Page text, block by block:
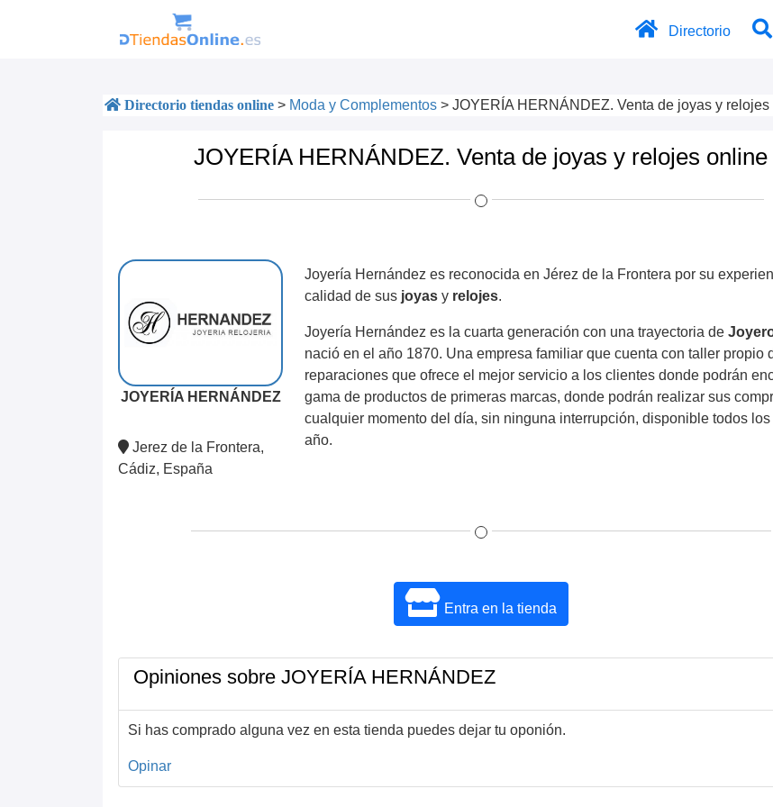
Directorio
Directorio tiendas online > Moda y Complementos > JOYERÍA HERNÁNDEZ. Venta de joyas y
JOYERÍA HERNÁNDEZ. Venta de joyas y relojes online
JOYERÍA HERNÁNDEZ
Jerez de la Frontera,
Cádiz, España
Joyería Hernández es reconocida en Jérez de la Frontera por su
calidad de sus joyas y relojes.
Joyería Hernández es la cuarta generación con una trayectoria de
nació en el año 1870. Una empresa familiar que cuenta con taller propio
reparaciones que ofrece el mejor servicio a los clientes donde podrán
gama de productos de primeras marcas, donde podrán realizar sus
cualquier momento del día, sin ninguna interrupción, disponible todos los
año.
Entra en la tienda
Opiniones sobre JOYERÍA HERNÁNDEZ
Si has comprado alguna vez en esta tienda puedes dejar tu oponión.
Opinar